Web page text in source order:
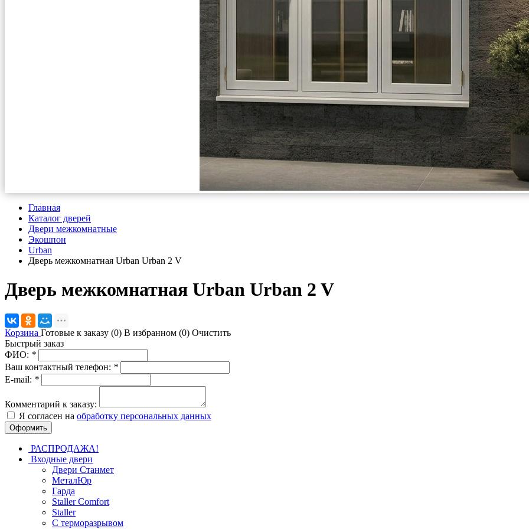
Главная
Каталог дверей
Двери межкомнатные
Экошпон
Urban
Дверь межкомнатная Urban Urban 2 V
Дверь межкомнатная Urban Urban 2 V
Корзина Готовые к заказу (0) В избранном (0) Очистить
Быстрый заказ
ФИО: *
Ваш контактный телефон: *
E-mail: *
Комментарий к заказу:
Я согласен на обработку персональных данных
РАСПРОДАЖА!
Входные двери
Двери Станмет
МеталЮр
Гарда
Staller Comfort
Staller
С терморазрывом